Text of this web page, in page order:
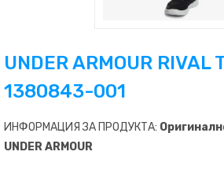
UNDER ARMOUR RIVAL
1380843-001
ИНФОРМАЦИЯ ЗА ПРОДУКТА:
UNDER ARMOUR